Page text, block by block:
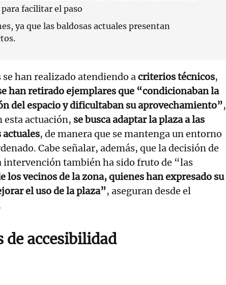
facilitar el paso
ya que las baldosas actuales presentan
han realizado atendiendo acriterios técnicos,
han retirado ejemplares que “condicionaban la
del espacio y dificultaban su aprovechamiento”,
esta actuación, se busca adaptar la plaza a las
actuales, de manera que se mantenga un entorno
Cabe señalar, además, que la decisión de
intervención también ha sido fruto de “las
los vecinos de la zona, quienes han expresado su
el uso de la plaza”, aseguran desde el
de accesibilidad